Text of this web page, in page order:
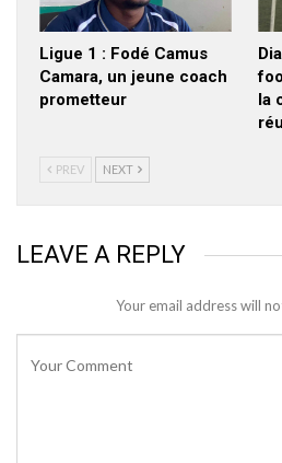
Ligue 1 : Fodé Camus
Camara, un jeune coach
prometteur
la
PREV NEXT
LEAVE A REPLY
Your email address will